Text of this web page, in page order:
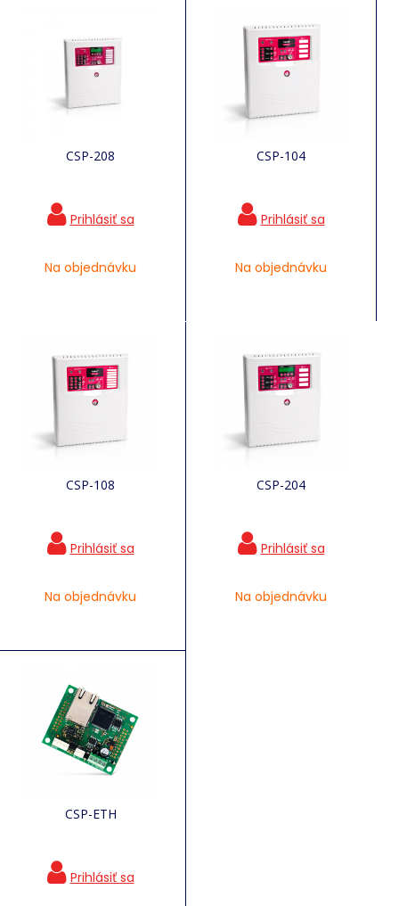
CSP-208
Na objednávku
CSP-104
Na objednávku
CSP-108
Na objednávku
CSP-204
Na objednávku
CSP-ETH